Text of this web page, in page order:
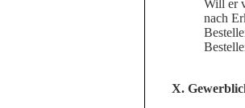
Will er
nach
X.